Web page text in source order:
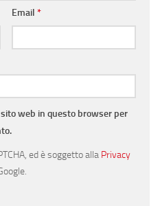
Email *
web in questo browser per
ed è soggetto alla Privacy